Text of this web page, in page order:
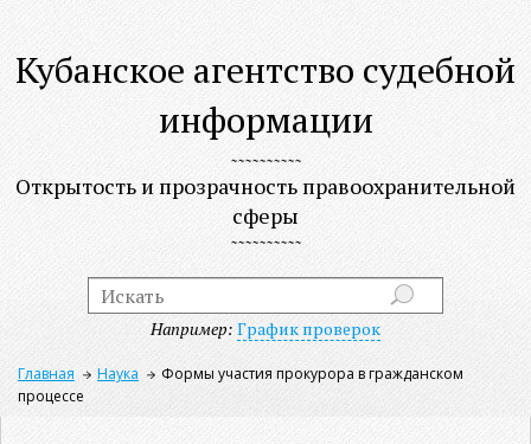
Кубанское агентство судебной
информации
Открытость и прозрачность правоохранительной
сферы
Например: График проверок
Главная Наука
Формы участия прокурора в гражданском
процессе